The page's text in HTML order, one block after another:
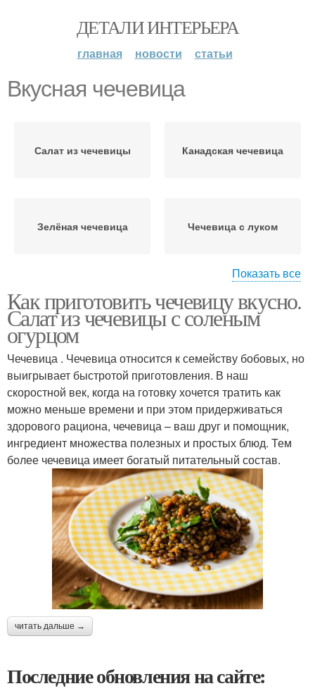
ДЕТАЛИ ИНТЕРЬЕРА
главная новости статьи
Вкусная чечевица
Салат из чечевицы Канадская чечевица
Зелёная чечевица Чечевица с луком
Чечевица на гарнир
Показать все
Как приготовить чечевицу вкусно.
Салат из чечевицы с соленым
огурцом
Чечевица . Чечевица относится к семейству бобовых, но
выигрывает быстротой приготовления. В наш
скоростной век, когда на готовку хочется тратить как
можно меньше времени и при этом придерживаться
здорового рациона, чечевица – ваш друг и помощник,
ингредиент множества полезных и простых блюд. Тем
более чечевица имеет богатый питательный состав.
читать дальше →
Последние обновления на сайте: